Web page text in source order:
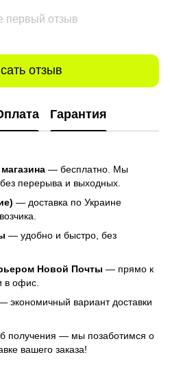
первый отзыв
отзыв
Гарантия
— бесплатно. Мы
перерыва и выходных.
— доставка по Украине
— удобно и быстро, без
Новой Почты — прямо к
в офис.
экономичный вариант доставки
получения — мы позаботимся о
вашего заказа!